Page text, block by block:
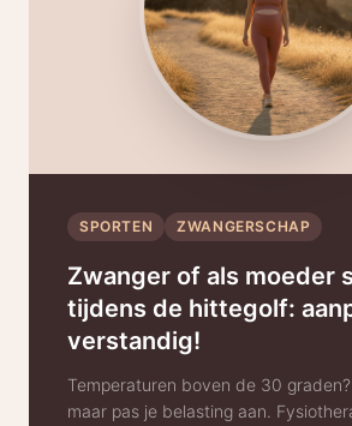
SPORTEN ZWANGERSCHAP
Zwanger of als moeder
tijdens de hittegolf:
verstandig!
Temperaturen boven de 30
maar pas je belasting aan.